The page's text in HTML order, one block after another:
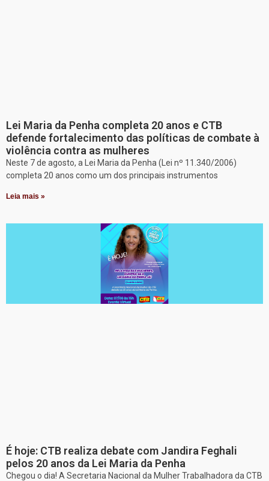
Lei Maria da Penha completa 20 anos e CTB
defende fortalecimento das políticas de combate à
violência contra as mulheres
Neste 7 de agosto, a Lei Maria da Penha (Lei nº 11.340/2006)
completa 20 anos como um dos principais instrumentos
Leia mais »
É hoje: CTB realiza debate com Jandira Feghali
pelos 20 anos da Lei Maria da Penha
Chegou o dia! A Secretaria Nacional da Mulher Trabalhadora da CTB